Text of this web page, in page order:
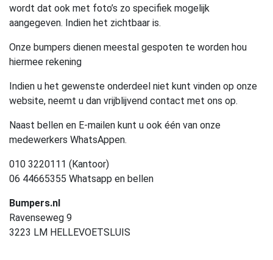
wordt dat ook met foto’s zo specifiek mogelijk
aangegeven. Indien het zichtbaar is.
Onze bumpers dienen meestal gespoten te worden hou
hiermee rekening
Indien u het gewenste onderdeel niet kunt vinden op onze
website, neemt u dan vrijblijvend contact met ons op.
Naast bellen en E-mailen kunt u ook één van onze
medewerkers WhatsAppen.
010 3220111 (Kantoor)
06 44665355 Whatsapp en bellen
Bumpers.nl
Ravenseweg 9
3223 LM HELLEVOETSLUIS